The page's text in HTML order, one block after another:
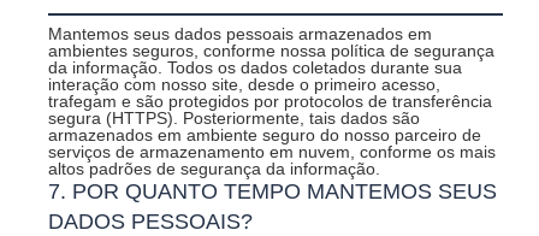
Mantemos seus dados pessoais armazenados em
ambientes seguros, conforme nossa política de segurança
da informação. Todos os dados coletados durante sua
interação com nosso site, desde o primeiro acesso,
trafegam e são protegidos por protocolos de transferência
segura (HTTPS). Posteriormente, tais dados são
armazenados em ambiente seguro do nosso parceiro de
serviços de armazenamento em nuvem, conforme os mais
altos padrões de segurança da informação.
7. POR QUANTO TEMPO MANTEMOS SEUS
DADOS PESSOAIS?